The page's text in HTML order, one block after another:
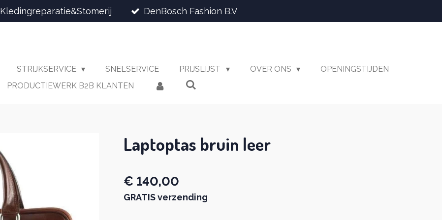
Kledingreparatie&Stomerij DenBosch Fashion B.V
STRIJKSERVICE SNELSERVICE PRIJSLIJST OVER ONS
OPENINGSTIJDEN
PRODUCTIEWERK B2B KLANTEN
Laptoptas bruin leer
€ 140,00
GRATIS verzending